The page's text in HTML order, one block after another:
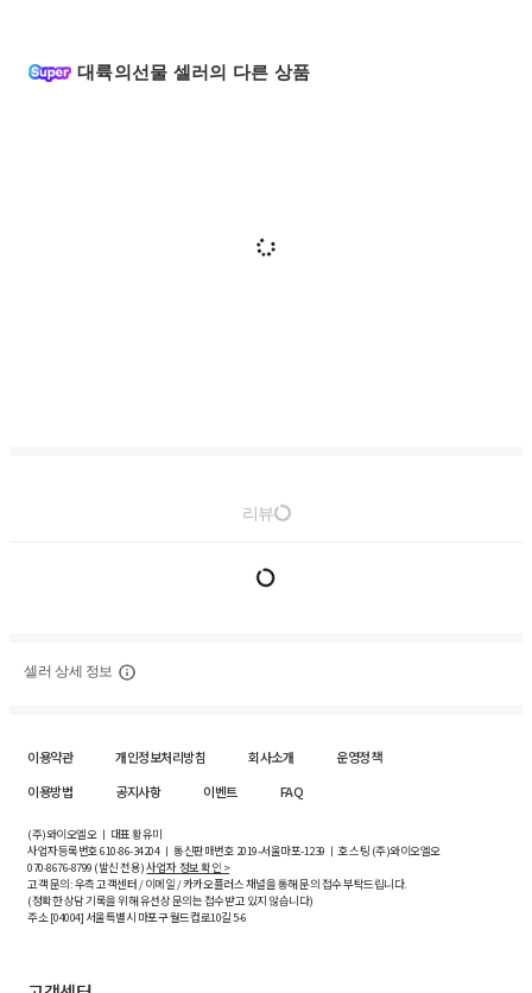
대륙의선물 셀러의 다른 상품
리뷰
셀러 상세 정보
이용약관 개인정보처리방침 회사소개
운영정책
이용방법
공지사항 이벤트 FAQ
(주)와이오엘오 ㅣ 대표 황유미
사업자등록번호610-86-34204ㅣ 통신판매번호 2019-서울마포-1239 ㅣ 호스팅 (주)와이오엘오
070-8676-8799 (발신 전용)사업자 정보 확인 >
고객 문의: 우측 고객센터 / 이메일 / 카카오플러스 채널을 통해 문의 접수 부탁드립니다.
(정확한 상담 기록을 위해 유선상 문의는 접수받고 있지 않습니다)
주소 [04004] 서울특별시 마포구 월드컵로10길5-6